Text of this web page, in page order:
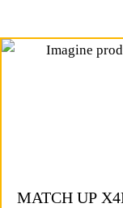
MATCH UP